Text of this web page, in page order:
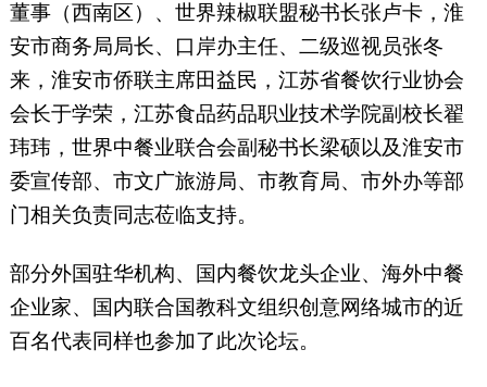
董事（西南区）、世界辣椒联盟秘书长张卢卡，淮
安市商务局局长、口岸办主任、二级巡视员张冬
来，淮安市侨联主席田益民，江苏省餐饮行业协会
会长于学荣，江苏食品药品职业技术学院副校长翟
玮玮，世界中餐业联合会副秘书长梁硕以及淮安市
委宣传部、市文广旅游局、市教育局、市外办等部
门相关负责同志莅临支持。
部分外国驻华机构、国内餐饮龙头企业、海外中餐
企业家、国内联合国教科文组织创意网络城市的近
百名代表同样也参加了此次论坛。